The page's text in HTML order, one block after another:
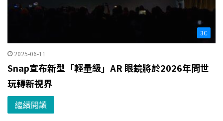
3C
2025-06-11
Snap宣布新型「輕量級」AR 眼鏡將於2026年問世
玩轉新視界
繼續閱讀